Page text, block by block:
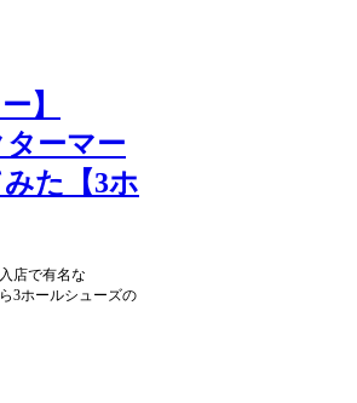
】
ーマー
た【3ホ
店で有名な
3ホールシューズの